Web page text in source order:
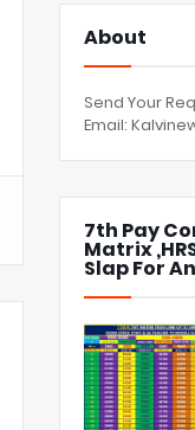
About
Send Your
Email:
7th Pay
Matrix
Slap For